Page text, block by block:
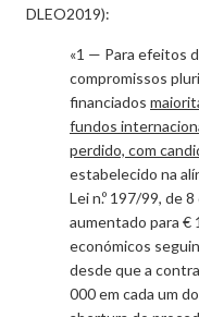
DLEO2019):
«1 — Para efeitos
compromissos
financiados
fundos
perdido, com
estabelecido na
Lei n.º 197/99, de
aumentado para €
económicos
desde que a
000 em cada um